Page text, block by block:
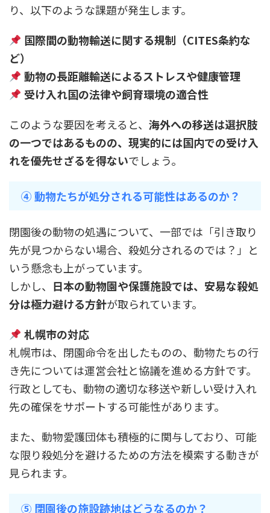
り、以下のような課題が発生します。
国際間の動物輸送に関する規制（CITES条約な
ど）
動物の長距離輸送によるストレスや健康管理
受け入れ国の法律や飼育環境の適合性
このような要因を考えると、 海外への移送は選択肢
の一つではあるものの、現実的には国内での受け入
れを優先せざるを得ないでしょう。
④ 動物たちが処分される可能性はあるのか？
閉園後の動物の処遇について、一部では「引き取り
先が見つからない場合、殺処分されるのでは？」と
いう懸念も上がっています。
しかし、 日本の動物園や保護施設では、安易な殺処
分は極力避ける方針が取られています。
札幌市の対応
札幌市は、閉園命令を出したものの、動物たちの行
き先については運営会社と協議を進める方針です。
行政としても、動物の適切な移送や新しい受け入れ
先の確保をサポートする可能性があります。
また、動物愛護団体も積極的に関与しており、可能
な限り殺処分を避けるための方法を模索する動きが
見られます。
⑤ 閉園後の施設跡地はどうなるのか？